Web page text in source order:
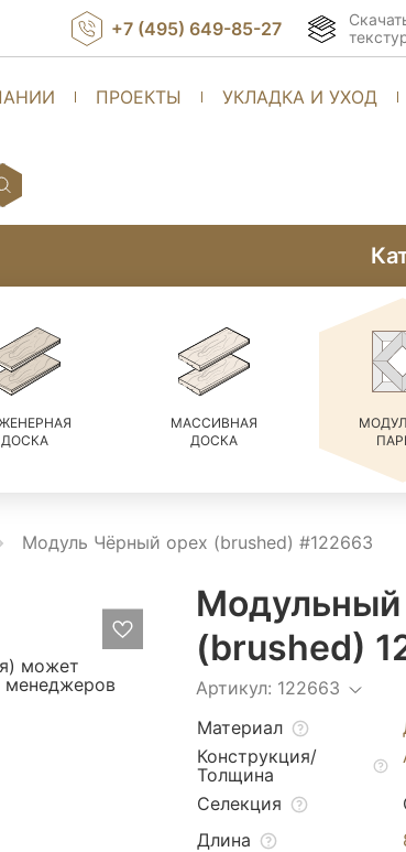
ПРОЕКТЫ УКЛАДКА И УХОД
+7 (495) 649-85-27
ДОСКА
МАССИВНАЯ
ДОСКА
Модуль Чёрный орех (brushed) #122663
может
менеджеров
Модульный
(brushed)
Артикул: 122663
Материал
Конструкция/
Толщина
Селекция
Длина